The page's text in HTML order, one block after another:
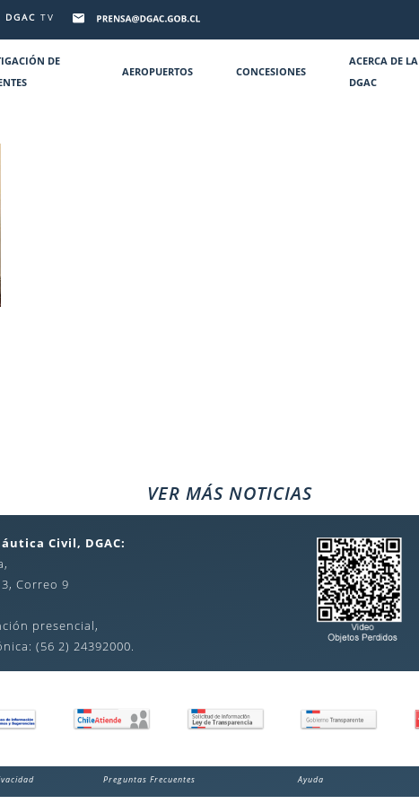
DGAC TV
DE
AEROPUERTOS CONCESIONES
ACERCA DE LA
DGAC
VER MÁS NOTICIAS
Civil, DGAC:
Correo 9
presencial,
(56 2) 24392000.
Preguntas Frecuentes Ayuda